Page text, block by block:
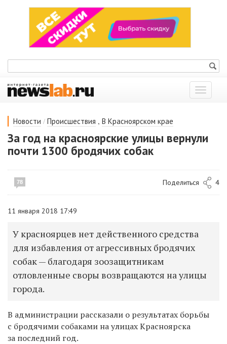
Показать
меню
Новости / Происшествия , В Красноярском крае
За год на красноярские улицы вернули
почти 1300 бродячих собак
78 Поделиться 4
11 января 2018 17:49
У красноярцев нет действенного средства
для избавления от агрессивных бродячих
собак — благодаря зоозащитникам
отловленные своры возвращаются на улицы
города.
В администрации рассказали о результатах борьбы
с бродячими собаками на улицах Красноярска
за последний год.